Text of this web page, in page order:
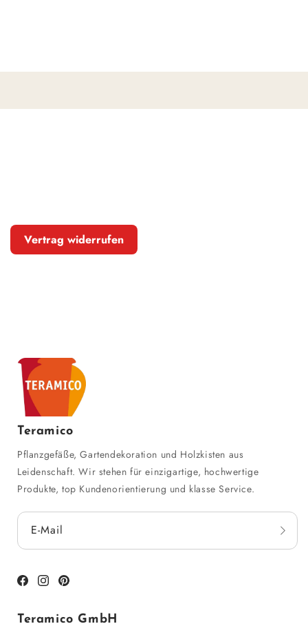
Vertrag widerrufen
Teramico
Pflanzgefäße, Gartendekoration und Holzkisten aus
Leidenschaft. Wir stehen für einzigartige, hochwertige
Produkte, top Kundenorientierung und klasse Service.
E-Mail
Facebook
InstagramPinterest
Teramico GmbH